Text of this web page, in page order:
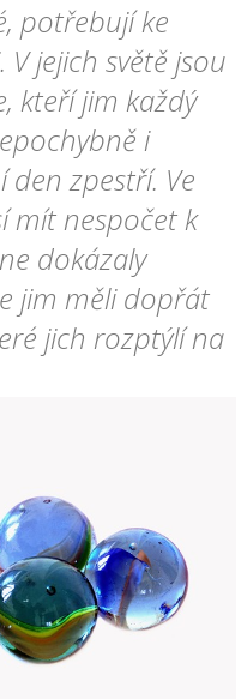
potřebují ke
jejich světě jsou
kteří jim každý
i
den zpestří. Ve
mít nespočet k
dokázaly
jim měli dopřát
jich rozptýlí na